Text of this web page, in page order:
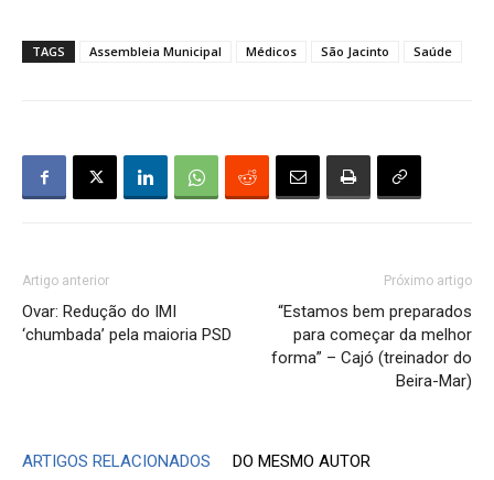
TAGS Assembleia Municipal Médicos São Jacinto Saúde
Artigo anterior
Ovar: Redução do IMI
‘chumbada’ pela maioria PSD
Próximo artigo
“Estamos bem preparados
para começar da melhor
forma” – Cajó (treinador do
Beira-Mar)
ARTIGOS RELACIONADOS DO MESMO AUTOR